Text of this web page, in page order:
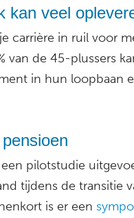
kan veel
carrière in ruil voor
van de 45-plussers
in hun loopbaan
pilotstudie
tijdens de transitie
is er een